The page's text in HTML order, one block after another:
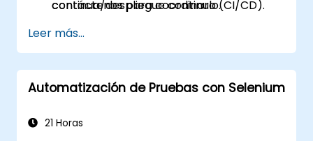
continua/despliegue continuo (CI/CD).
mejores prácticas para garantizar la
estabilidad de la automatización.
contáctenos para coordinarlo.
Leer más...
Automatización de Pruebas con Selenium
21 Horas